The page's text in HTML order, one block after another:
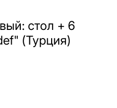
стол + 6
(Турция)